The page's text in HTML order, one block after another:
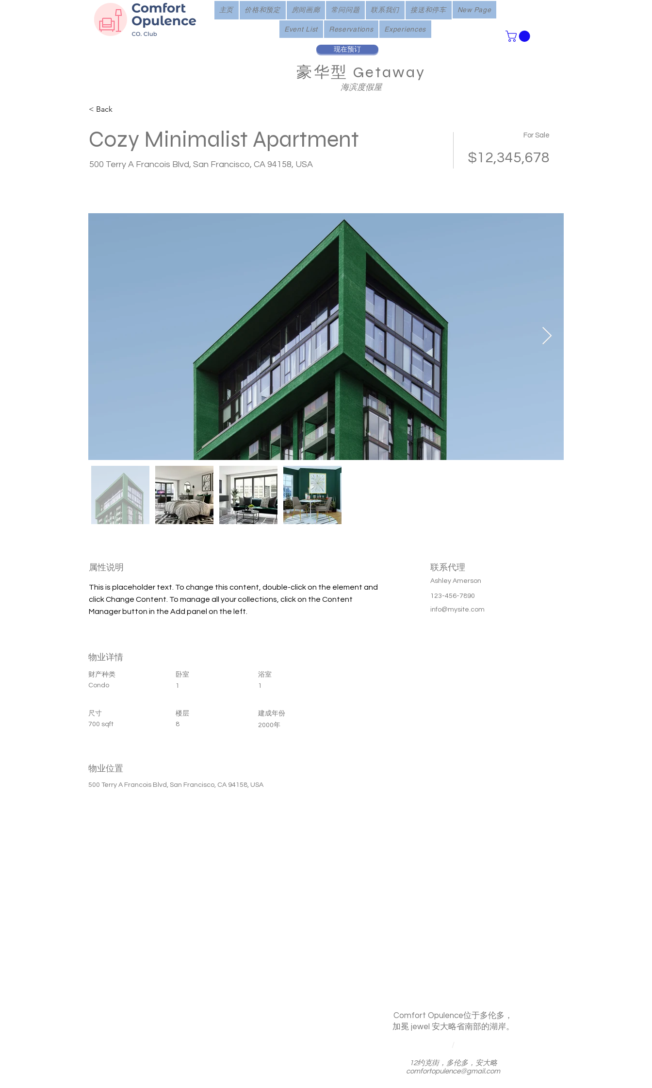
主页 价格和预定 房间画廊 常问问题 联系我们 接送和停车 New Page
Event List Reservations Experiences
现在预订
豪华型 Getaway
海滨度假屋
< Back
Cozy Minimalist Apartment
500 Terry A Francois Blvd, San Francisco, CA 94158, USA
For Sale
$12,345,678
属性说明
This is placeholder text. To change this content, double-click on the element and
click Change Content. To manage all your collections, click on the Content
Manager button in the Add panel on the left.
联系代理
Ashley Amerson
123-456-7890
info@mysite.com
物业详情
财产种类
Condo
卧室
1
浴室
1
尺寸
700 sqft
楼层
8
建成年份
2000年
物业位置
500 Terry A Francois Blvd, San Francisco, CA 94158, USA
Comfort Opulence位于多伦多，
加冕 jewel 安大略省南部的湖岸。
/
12约克街，多伦多，安大略
comfortopulence@gmail.com